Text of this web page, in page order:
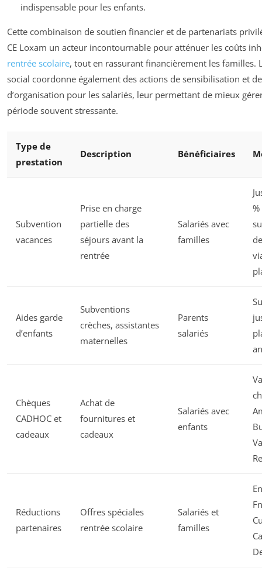
indispensable pour les enfants.
Cette combinaison de soutien financier et de partenariats
CE Loxam un acteur incontournable pour atténuer les coûts
rentrée scolaire, tout en rassurant financièrement les familles.
social coordonne également des actions de sensibilisation et
d’organisation pour les salariés, leur permettant de mieux
période souvent stressante.
Type de
prestation
Description Bénéficiaires
Subvention
vacances
Prise en charge
partielle des
séjours avant la
rentrée
Salariés avec
familles
Aides garde
d’enfants
Subventions
crèches, assistantes
maternelles
Parents
salariés
Chèques
CADHOC et
cadeaux
Achat de
fournitures et
cadeaux
Salariés avec
enfants
Réductions
partenaires
Offres spéciales
rentrée scolaire
Salariés et
familles